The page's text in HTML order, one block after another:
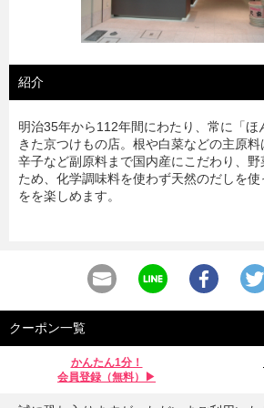
紹介
明治35年から112年間にわたり、常に「ほ
きた京つけもの店。根や白菜などの主原
辛子など副原料まで国内産にこだわり、
ため、化学調味料を使わず天然のだしを
をを楽しめます。
クーポン一覧
かんたん1分！
会員登録（無料）▶︎